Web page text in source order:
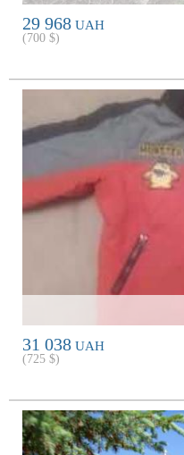
29 968 UAH
(700 $)
31 038 UAH
(725 $)